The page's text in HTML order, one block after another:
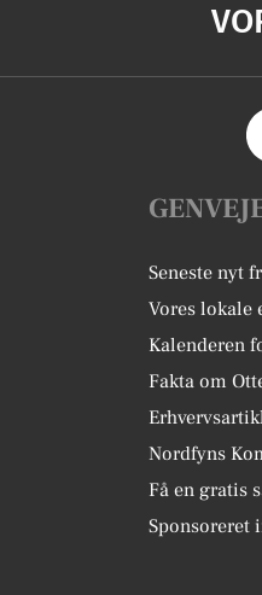
Seneste nyt
Vores lokale
Kalenderen
Fakta om
Nordfyns
Få en gratis
Sponsoreret